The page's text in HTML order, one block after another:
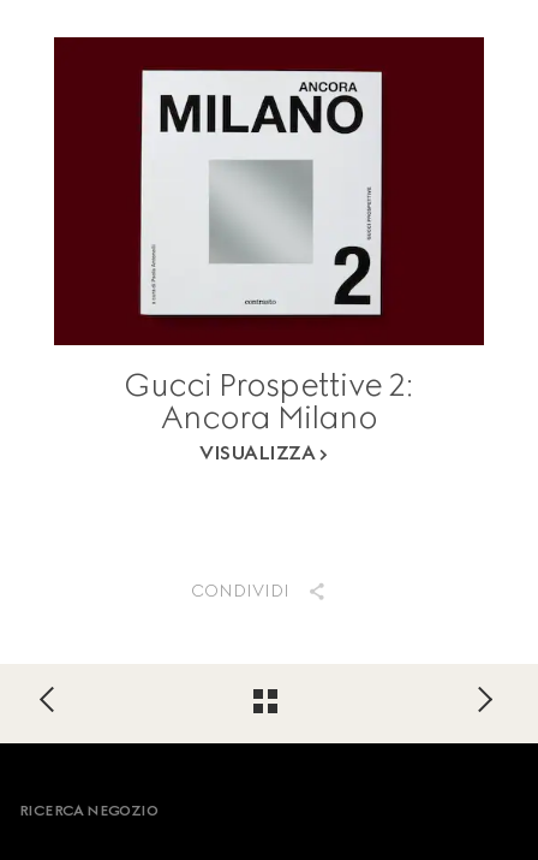
Gucci Prospettive 2:
Ancora Milano
VISUALIZZA
CONDIVIDI
Footer
RICERCA NEGOZIO